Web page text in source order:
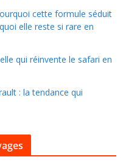
cette formule séduit
elle reste si rare en
qui réinvente le safari en
: la tendance qui